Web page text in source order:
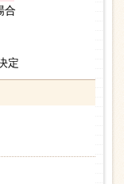
合
定